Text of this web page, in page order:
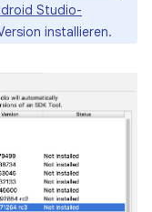
Studio-
installieren.